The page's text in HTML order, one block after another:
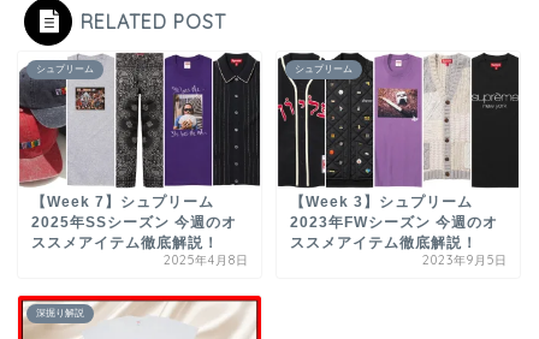
RELATED POST
シュプリーム
【Week 7】シュプリーム
2025年SSシーズン 今週のオ
ススメアイテム徹底解説！
2025年4月8日
シュプリーム
【Week 3】シュプリーム
2023年FWシーズン 今週のオ
ススメアイテム徹底解説！
2023年9月5日
深掘り解説